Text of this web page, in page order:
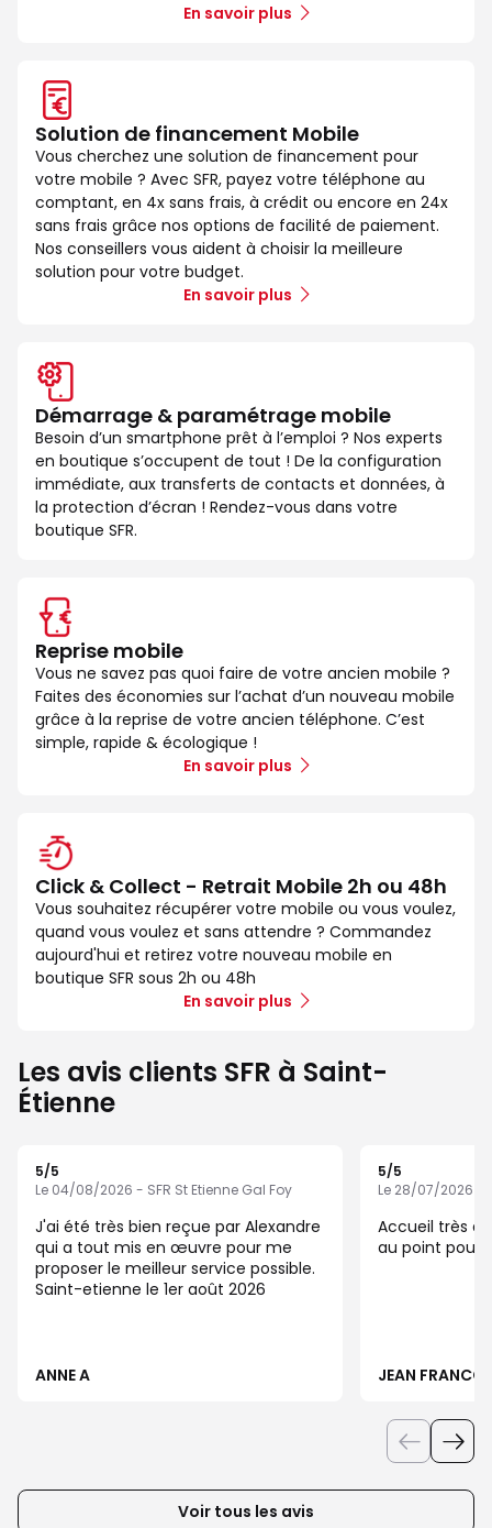
En savoir plus
Solution de financement Mobile
Vous cherchez une solution de financement pour
votre mobile ? Avec SFR, payez votre téléphone au
comptant, en 4x sans frais, à crédit ou encore en 24x
sans frais grâce nos options de facilité de paiement.
Nos conseillers vous aident à choisir la meilleure
solution pour votre budget.
En savoir plus
Démarrage & paramétrage mobile
Besoin d’un smartphone prêt à l’emploi ? Nos experts
en boutique s’occupent de tout ! De la configuration
immédiate, aux transferts de contacts et données, à
la protection d’écran ! Rendez-vous dans votre
boutique SFR.
Reprise mobile
Vous ne savez pas quoi faire de votre ancien mobile ?
Faites des économies sur l’achat d’un nouveau mobile
grâce à la reprise de votre ancien téléphone. C’est
simple, rapide & écologique !
En savoir plus
Click & Collect - Retrait Mobile 2h ou 48h
Vous souhaitez récupérer votre mobile ou vous voulez,
quand vous voulez et sans attendre ? Commandez
aujourd'hui et retirez votre nouveau mobile en
boutique SFR sous 2h ou 48h
En savoir plus
Les avis clients SFR à Saint-
Étienne
5/5
Le 04/08/2026 - SFR St Etienne Gal Foy
J'ai été très bien reçue par Alexandre
qui a tout mis en œuvre pour me
proposer le meilleur service possible.
Saint-etienne le 1er août 2026
ANNE A
5/5
Le 28/07/2026 -
Accueil très
au point pour
JEAN
Voir tous les avis